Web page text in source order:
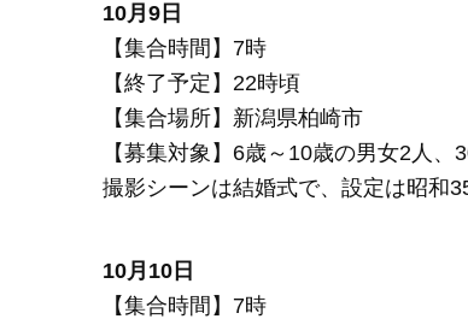
10月9日
【集合時間】7時
【終了予定】22時頃
【集合場所】新潟県柏崎市
【募集対象】6歳～10歳の男女2人
撮影シーンは結婚式で、設定は昭和
10月10日
【集合時間】7時